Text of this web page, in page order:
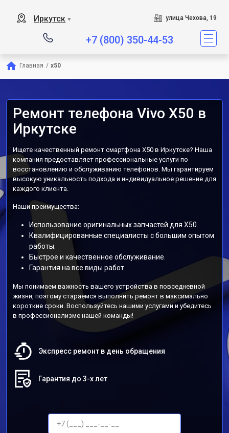
Иркутск ▼ улица Чехова, 19
+7 (800) 350-44-53
Главная / x50
Ремонт телефона Vivo X50 в
Иркутске
Ищете качественный ремонт смартфона X50 в Иркутске? Наша
компания предоставляет профессиональные услуги по
восстановлению и обслуживанию телефонов. Мы гарантируем
высокую уникальность подхода и индивидуальное решение для
каждого клиента.
Наши преимущества:
Использование оригинальных запчастей для X50.
Квалифицированные специалисты с большим опытом
работы.
Быстрое и качественное обслуживание.
Гарантия на все виды работ.
Мы понимаем важность вашего устройства в повседневной
жизни, поэтому стараемся выполнить ремонт в максимально
короткие сроки. Воспользуйтесь нашими услугами и убедитесь
в профессионализме нашей команды!
Экспресс ремонт в день обращения
Гарантия до 3-х лет